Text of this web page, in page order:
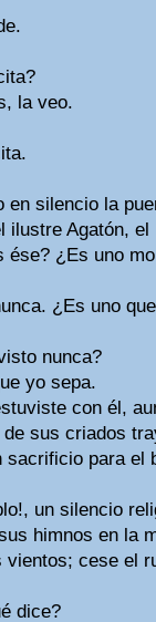
la veo.
en silencio la
ilustre Agatón, el
ése? ¿Es uno
¿Es uno
nunca?
yo sepa.
con él,
sus criados
para el
un silencio
himnos en la
cese el
dice?